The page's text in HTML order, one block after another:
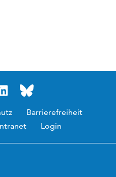
Barrierefreiheit
Login